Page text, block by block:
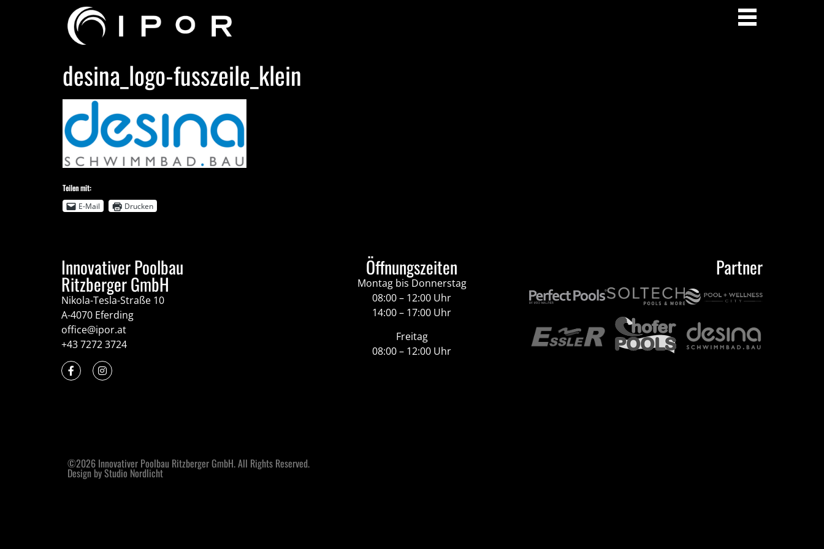
desina_logo-fusszeile_klein
Teilen mit:
E-Mail
Drucken
Innovativer Poolbau
Ritzberger GmbH
Nikola-Tesla-Straße 10
A-4070 Eferding
office@ipor.at
+43 7272 3724
Öffnungszeiten
Montag bis Donnerstag
08:00 – 12:00 Uhr
14:00 – 17:00 Uhr
Freitag
08:00 – 12:00 Uhr
Partner
©2026 Innovativer Poolbau Ritzberger GmbH. All Rights Reserved.
Design by Studio Nordlicht